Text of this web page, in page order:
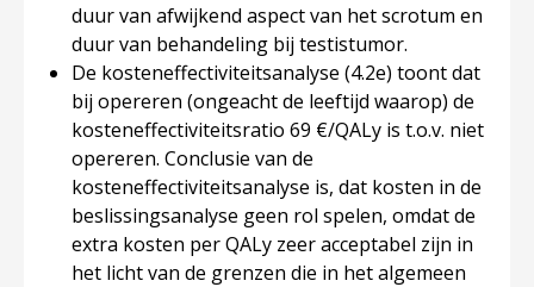
duur van afwijkend aspect van het scrotum en
duur van behandeling bij testistumor.
De kosteneffectiviteitsanalyse (4.2e) toont dat
bij opereren (ongeacht de leeftijd waarop) de
kosteneffectiviteitsratio 69 €/QALy is t.o.v. niet
opereren. Conclusie van de
kosteneffectiviteitsanalyse is, dat kosten in de
beslissingsanalyse geen rol spelen, omdat de
extra kosten per QALy zeer acceptabel zijn in
het licht van de grenzen die in het algemeen